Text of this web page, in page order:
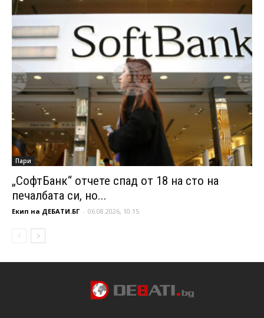
Пари
„СофтБанк“ отчете спад от 18 на сто на
печалбата си, но...
Екип на ДЕБАТИ.БГ - 06.08.2026, 10:15